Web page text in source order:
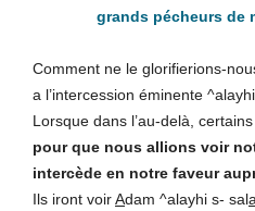
grands pécheurs de
Comment ne le glorifierions-
a l’intercession éminente ^alayhi
Lorsque dans l’au-delà,
pour que nous allions voir
intercède en notre faveur
Ils iront voirAdam ^alayhi s- sala